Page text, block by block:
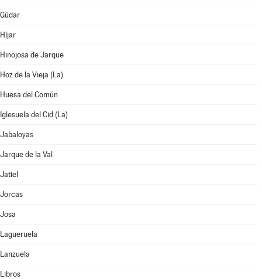
Gúdar
Híjar
Hinojosa de Jarque
Hoz de la Vieja (La)
Huesa del Común
Iglesuela del Cid (La)
Jabaloyas
Jarque de la Val
Jatiel
Jorcas
Josa
Lagueruela
Lanzuela
Libros